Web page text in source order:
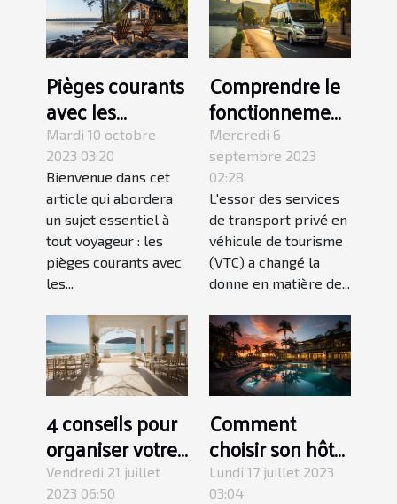
Pièges courants
avec les
locations de
vacances :
comment les
éviter
Mardi 10 octobre
2023 03:20
Bienvenue dans cet
article qui abordera
un sujet essentiel à
tout voyageur : les
pièges courants avec
les...
Comprendre le
fonctionnement
des services
VTC 24h/24 et
7J/7 à Avignon
Mercredi 6
septembre 2023
02:28
L'essor des services
de transport privé en
véhicule de tourisme
(VTC) a changé la
donne en matière de...
4 conseils pour
organiser votre
mariage à
Vendredi 21 juillet
2023 06:50
Comment
choisir son hôtel
pour des
Lundi 17 juillet 2023
03:04